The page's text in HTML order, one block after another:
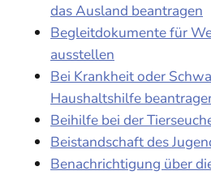
das Ausland beantragen
Begleitdokumente für
ausstellen
Bei Krankheit oder
Haushaltshilfe
Beihilfe bei der
Beistandschaft des
Benachrichtigung über